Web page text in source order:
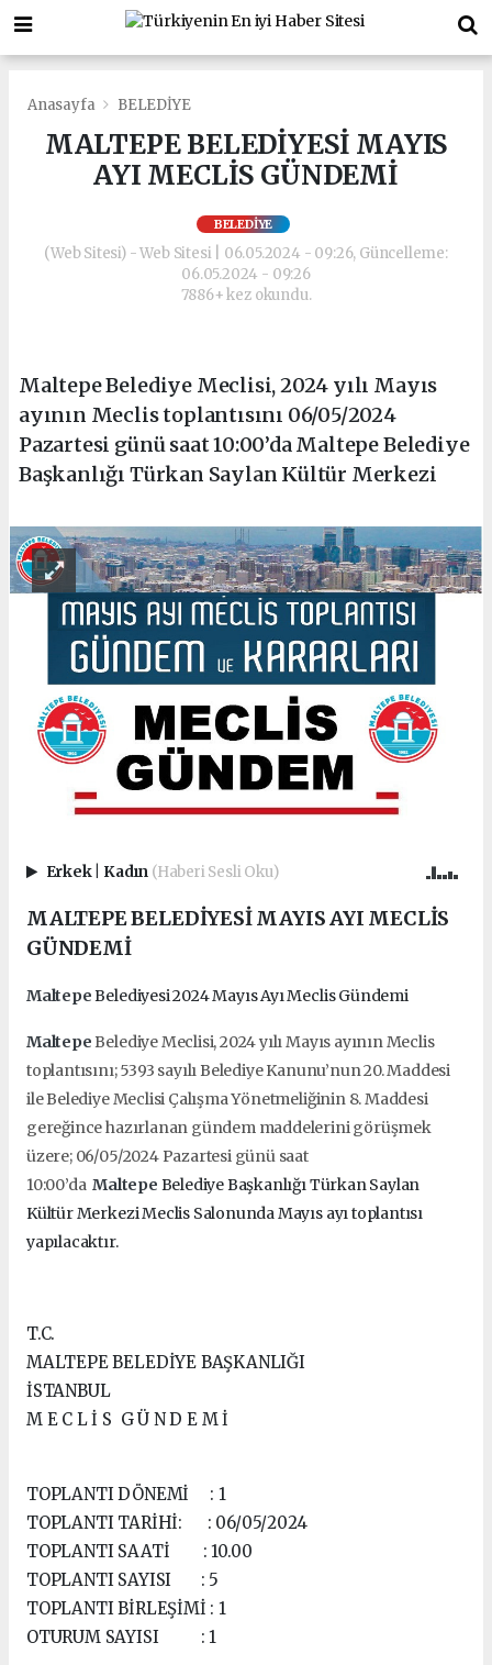
Anasayfa BELEDİYE
MALTEPE BELEDİYESİ MAYIS
AYI MECLİS GÜNDEMİ
BELEDİYE
(Web Sitesi) - Web Sitesi | 06.05.2024 - 09:26, Güncelleme:
06.05.2024 - 09:26
7886+ kez okundu.
Maltepe Belediye Meclisi, 2024 yılı Mayıs
ayının Meclis toplantısını 06/05/2024
Pazartesi günü saat 10:00’da Maltepe Belediye
Başkanlığı Türkan Saylan Kültür Merkezi
Erkek Kadın (Haberi Sesli Oku)
MALTEPE BELEDİYESİ MAYIS AYI MECLİS
GÜNDEMİ
MaltepeBelediyesi 2024 Mayıs Ayı Meclis Gündemi
MaltepeBelediye Meclisi, 2024 yılı Mayıs ayının Meclis
toplantısını; 5393 sayılıBelediye Kanunu’nun 20. Maddesi
ile Belediye Meclisi Çalışma Yönetmeliğinin 8. Maddesi
gereğince hazırlanan gündem maddelerini görüşmek
üzere; 06/05/2024 Pazartesi günü saat
10:00’da Maltepe Belediye Başkanlığı Türkan Saylan
Kültür Merkezi Meclis Salonunda Mayıs ayı toplantısı
yapılacaktır.
T.C.
MALTEPE BELEDİYE BAŞKANLIĞI
İSTANBUL
M E C L İ S G Ü N D E M İ
TOPLANTI DÖNEMİ : 1
TOPLANTI TARİHİ: : 06/05/2024
TOPLANTI SAATİ : 10.00
TOPLANTI SAYISI : 5
TOPLANTI BİRLEŞİMİ : 1
OTURUM SAYISI : 1